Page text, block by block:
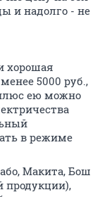
и надолго - не
хорошая
5000 руб.,
ею можно
в режиме
Макита, Бош
продукции),